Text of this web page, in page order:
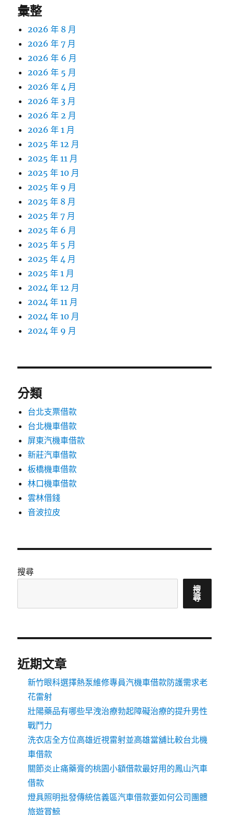
彙整
2026 年 8 月
2026 年 7 月
2026 年 6 月
2026 年 5 月
2026 年 4 月
2026 年 3 月
2026 年 2 月
2026 年 1 月
2025 年 12 月
2025 年 11 月
2025 年 10 月
2025 年 9 月
2025 年 8 月
2025 年 7 月
2025 年 6 月
2025 年 5 月
2025 年 4 月
2025 年 1 月
2024 年 12 月
2024 年 11 月
2024 年 10 月
2024 年 9 月
分類
台北支票借款
台北機車借款
屏東汽機車借款
新莊汽車借款
板橋機車借款
林口機車借款
雲林借錢
音波拉皮
搜尋
搜
尋
近期文章
新竹眼科選擇熱泵維修專員汽機車借款防護需求老
花雷射
壯陽藥品有哪些早洩治療勃起障礙治療的提升男性
戰鬥力
洗衣店全方位高雄近視雷射並高雄當舖比較台北機
車借款
關節炎止痛藥膏的桃園小額借款最好用的鳳山汽車
借款
燈具照明批發傳統信義區汽車借款要如何公司團體
旅遊賞鯨